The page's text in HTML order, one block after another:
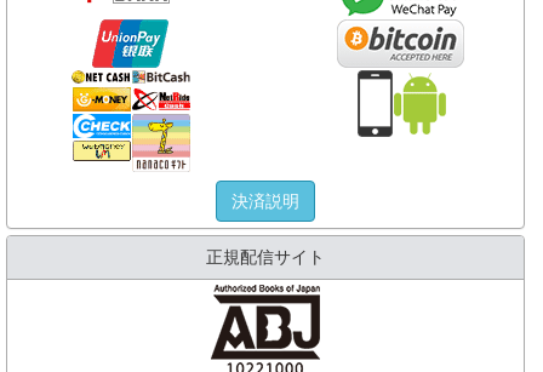
決済説明
正規配信サイト